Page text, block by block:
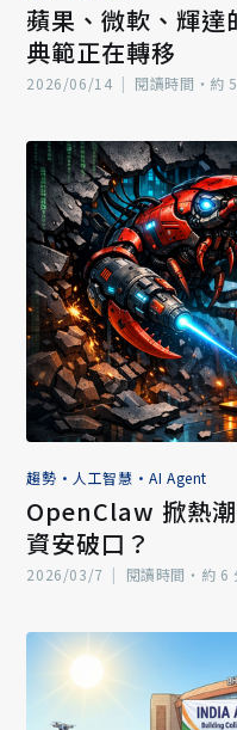
蘋果、微軟、輝達
典範正在轉移
2026/06/14 | 閱讀時間‧約
趨勢 • 人工智慧 •AI Agent
OpenClaw 掀熱
資安破口？
2026/03/7 | 閱讀時間‧約 6